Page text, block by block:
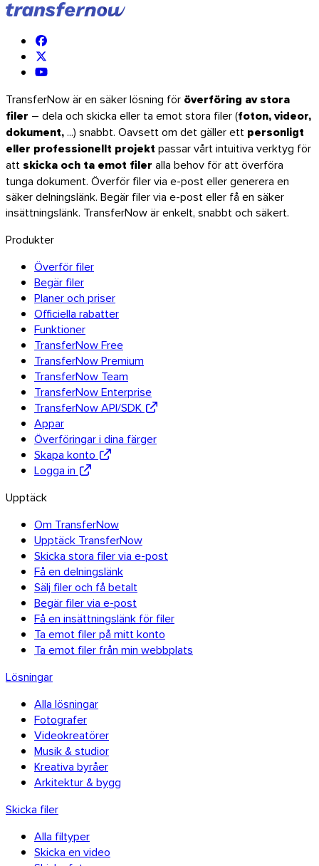
TransferNow är en säker lösning för överföring av stora
filer – dela och skicka eller ta emot stora filer (foton, videor,
dokument,...) snabbt. Oavsett om det gäller ett personligt
eller professionellt projektpassar vårt intuitiva verktyg för
att skicka och ta emot filer alla behov för att överföra
tunga dokument. Överför filer via e-post eller generera en
säker delningslänk. Begär filer via e-post eller få en säker
insättningslänk. TransferNow är enkelt, snabbt och säkert.
Produkter
Överför filer
Begär filer
Planer och priser
Officiella rabatter
Funktioner
TransferNow Free
TransferNow Premium
TransferNow Team
TransferNow Enterprise
TransferNow API/SDK
Appar
Överföringar i dina färger
Skapa konto
Logga in
Upptäck
Om TransferNow
Upptäck TransferNow
Skicka stora filer via e-post
Få en delningslänk
Sälj filer och få betalt
Begär filer via e-post
Få en insättningslänk för filer
Ta emot filer på mitt konto
Ta emot filer från min webbplats
Lösningar
Alla lösningar
Fotografer
Videokreatörer
Musik & studior
Kreativa byråer
Arkitektur & bygg
Skicka filer
Alla filtyper
Skicka en video